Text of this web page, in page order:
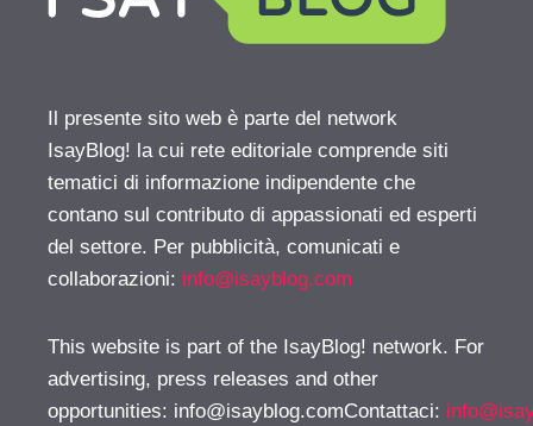
Il presente sito web è parte del network
IsayBlog! la cui rete editoriale comprende siti
tematici di informazione indipendente che
contano sul contributo di appassionati ed esperti
del settore. Per pubblicità, comunicati e
collaborazioni: info@isayblog.com
This website is part of the IsayBlog! network. For
advertising, press releases and other
opportunities: info@isayblog.comContattaci: